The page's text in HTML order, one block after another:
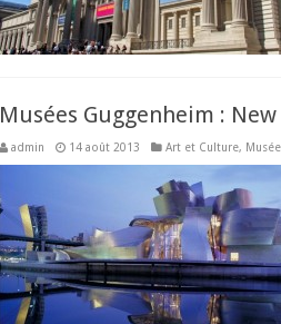
Musées Guggenheim :
admin 14 août 2013 Art et Culture,